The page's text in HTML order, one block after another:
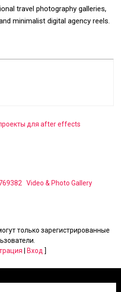
travel photography galleries,
minimalist digital agency reels.
для after effects
Video & Photo Gallery
только зарегистрированные
Вход ]